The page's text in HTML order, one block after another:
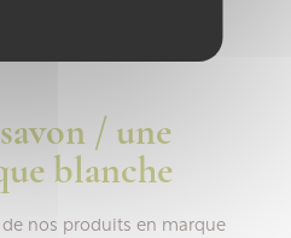
vos commandes
/ une
blanche
nos produits en marque